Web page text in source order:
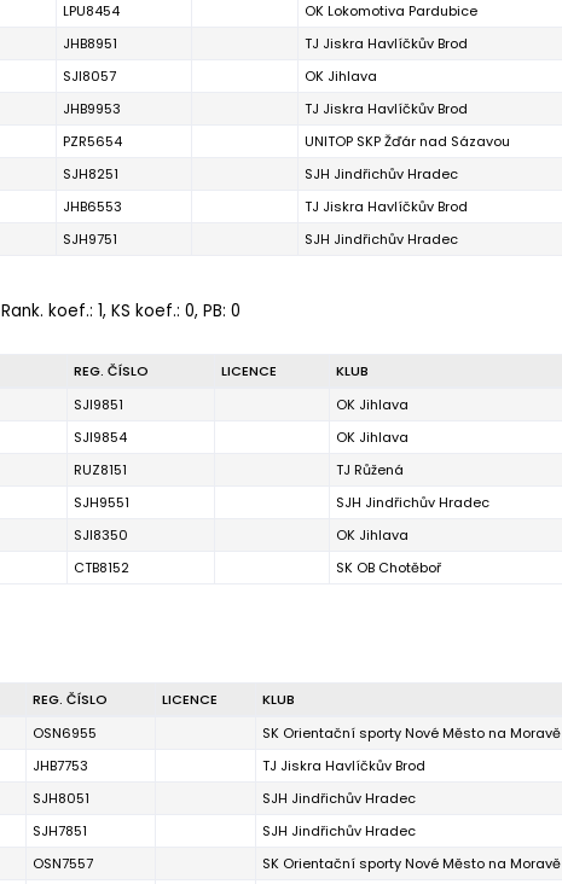
LPU8454 OK Lokomotiva Pardubice
JHB8951 TJ Jiskra Havlíčkův Brod
SJI8057 OK Jihlava
JHB9953 TJ Jiskra Havlíčkův Brod
PZR5654 UNITOP SKP Žďár nad Sázavou
SJH8251 SJH Jindřichův Hradec
JHB6553 TJ Jiskra Havlíčkův Brod
SJH9751 SJH Jindřichův Hradec
Rank. koef.: 1, KS koef.: 0, PB: 0
REG. ČÍSLO LICENCE KLUB
SJI9851 OK Jihlava
SJI9854 OK Jihlava
RUZ8151 TJ Růžená
SJH9551 SJH Jindřichův Hradec
SJI8350 OK Jihlava
CTB8152 SK OB Chotěboř
REG. ČÍSLO LICENCE KLUB
OSN6955 SK Orientační sporty Nové Město na Moravě
JHB7753 TJ Jiskra Havlíčkův Brod
SJH8051 SJH Jindřichův Hradec
SJH7851 SJH Jindřichův Hradec
OSN7557 SK Orientační sporty Nové Město na Moravě